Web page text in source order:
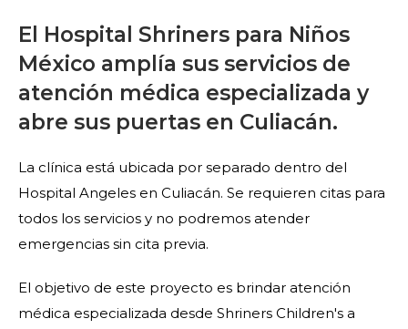
El Hospital Shriners para Niños
México amplía sus servicios de
atención médica especializada y
abre sus puertas en Culiacán.
La clínica está ubicada por separado dentro del
Hospital Angeles en Culiacán. Se requieren citas para
todos los servicios y no podremos atender
emergencias sin cita previa.
El objetivo de este proyecto es brindar atención
médica especializada desde Shriners Children's a